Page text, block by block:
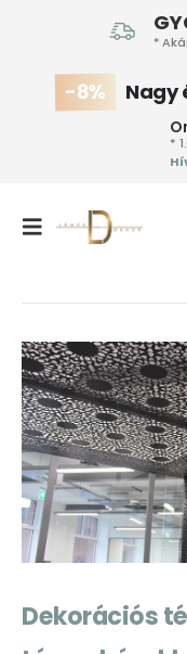
*
-8% Nagy
*
Dekorációs